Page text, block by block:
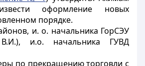
оформление новых
порядке.
и. о. начальника ГорСЭУ
В.И.), и.о. начальника ГУВД
по прекращению торговли с